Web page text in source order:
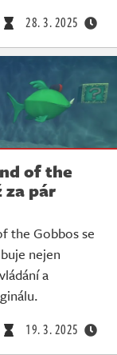
28. 3. 2025
of the
za pár
the Gobbos se
nejen
a
19. 3. 2025